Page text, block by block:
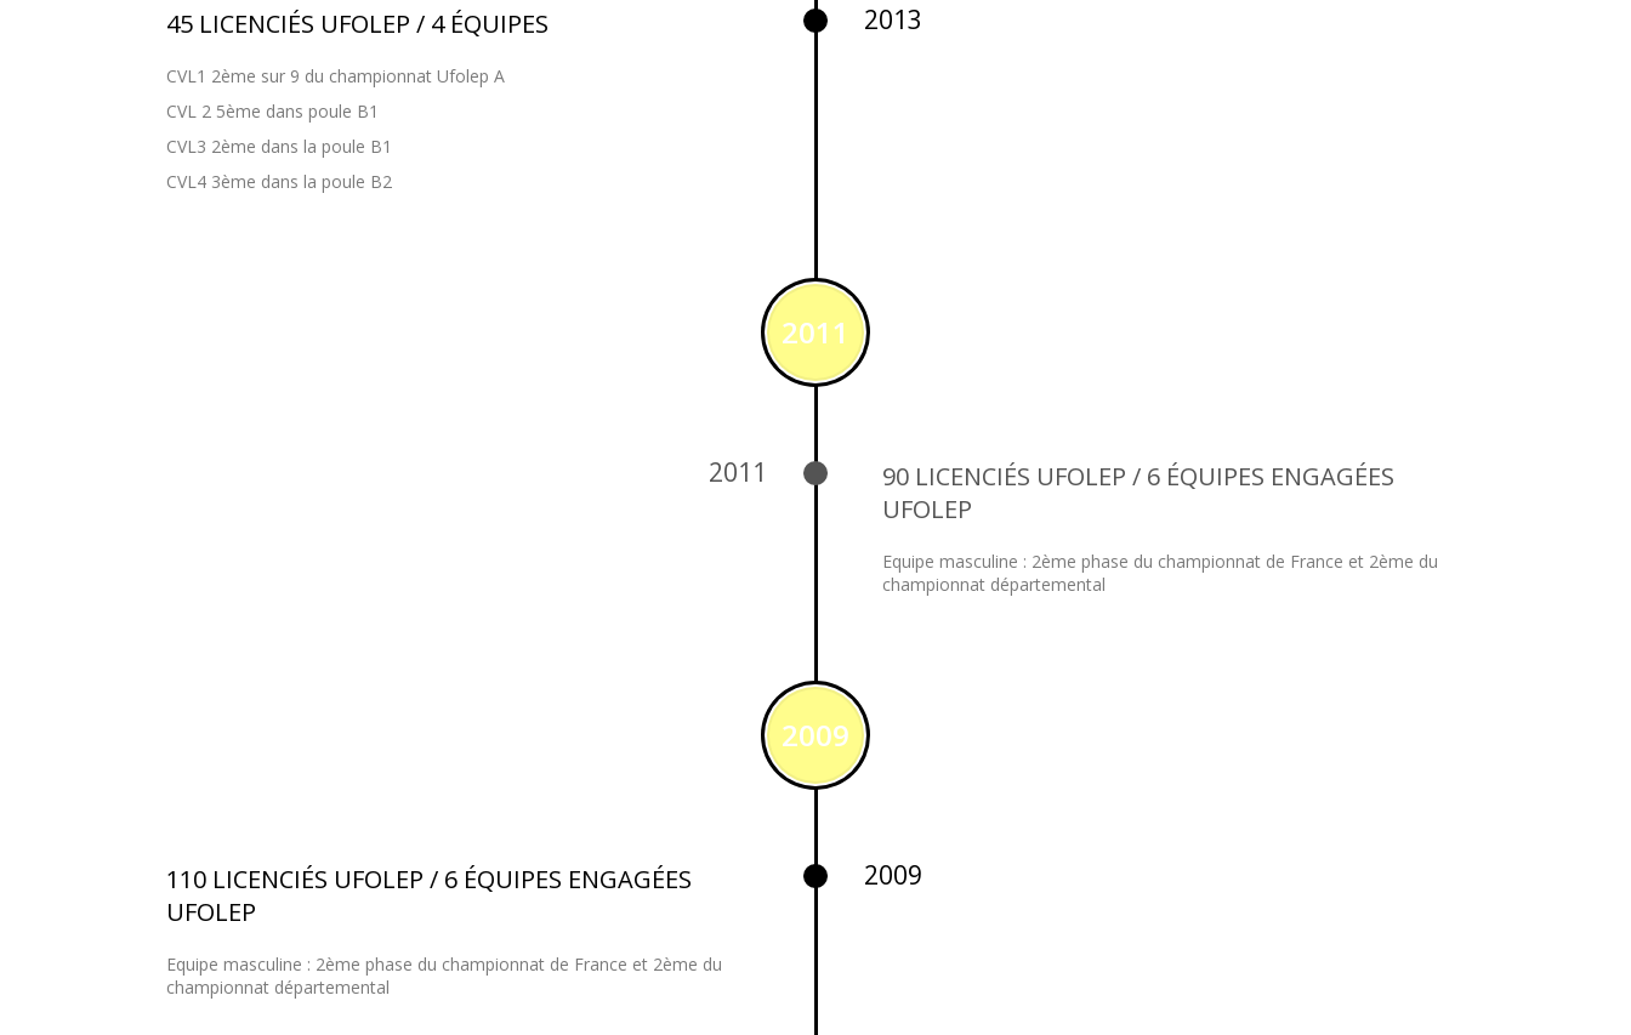
2013
45 LICENCIÉS UFOLEP / 4 ÉQUIPES
CVL1 2ème sur 9 du championnat Ufolep A
CVL 2 5ème dans poule B1
CVL3 2ème dans la poule B1
CVL4 3ème dans la poule B2
2011
2011
90 LICENCIÉS UFOLEP / 6 ÉQUIPES ENGAGÉES
UFOLEP
Equipe masculine : 2ème phase du championnat de France et 2ème du
championnat départemental
2009
2009
110 LICENCIÉS UFOLEP / 6 ÉQUIPES ENGAGÉES
UFOLEP
Equipe masculine : 2ème phase du championnat de France et 2ème du
championnat départemental